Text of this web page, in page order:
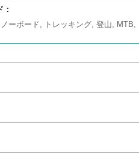
ノーボード トレッキング 登山 MTB